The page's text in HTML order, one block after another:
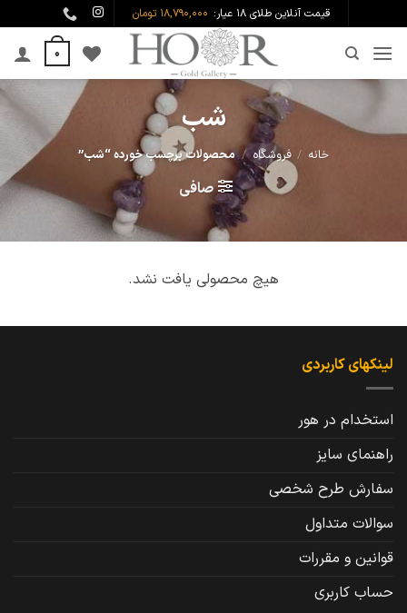
to
content
قیمت آنلاین طلای ۱۸ عیار: 18,790,000 تومان
0
شب
خانه / فروشگاه / محصولات برچسب خورده “شب”
صافی
هیچ محصولی یافت نشد.
لینکهای کاربردی
استخدام در هور
راهنمای سایز
سفارش طرح شخصی
سوالات متداول
قوانین و مقررات
حساب کاربری